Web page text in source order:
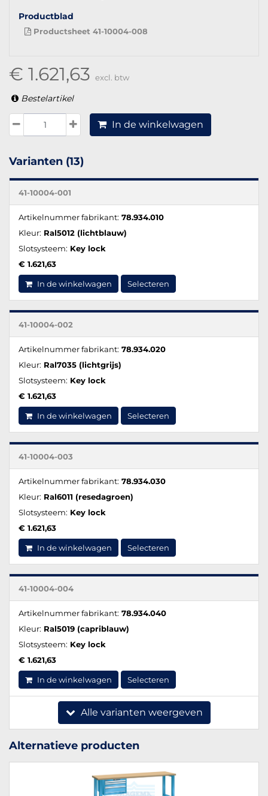
Productblad
Productsheet 41-10004-008
€ 1.621,63 excl. btw
Bestelartikel
In de winkelwagen
Varianten (13)
41-10004-001
Artikelnummer fabrikant: 78.934.010
Kleur: Ral5012 (lichtblauw)
Slotsysteem: Key lock
€ 1.621,63
In de winkelwagen Selecteren
41-10004-002
Artikelnummer fabrikant: 78.934.020
Kleur: Ral7035 (lichtgrijs)
Slotsysteem: Key lock
€ 1.621,63
In de winkelwagen Selecteren
41-10004-003
Artikelnummer fabrikant: 78.934.030
Kleur: Ral6011 (resedagroen)
Slotsysteem: Key lock
€ 1.621,63
In de winkelwagen Selecteren
41-10004-004
Artikelnummer fabrikant: 78.934.040
Kleur: Ral5019 (capriblauw)
Slotsysteem: Key lock
€ 1.621,63
In de winkelwagen Selecteren
Alle varianten weergeven
Alternatieve producten